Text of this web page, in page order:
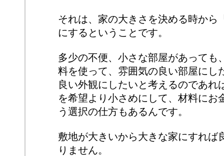
それは、家の大きさを決める時から
にするということです。
多少の不便、小さな部屋があっても
料を使って、雰囲気の良い部屋にし
良い外観にしたいと考えるのであれ
を希望より小さめにして、材料にお
う選択の仕方もあるんです。
敷地が大きいから大きな家にすれば
りません。